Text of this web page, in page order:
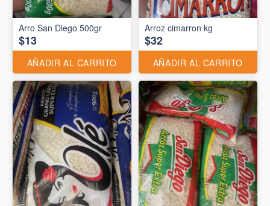
Arro San Diego 500gr
$13
AÑADIR AL CARRITO
Arroz cimarron kg
$32
AÑADIR AL CARRITO